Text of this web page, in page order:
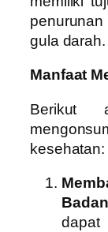
gula darah.
Manfaat
Berikut
kesehatan: